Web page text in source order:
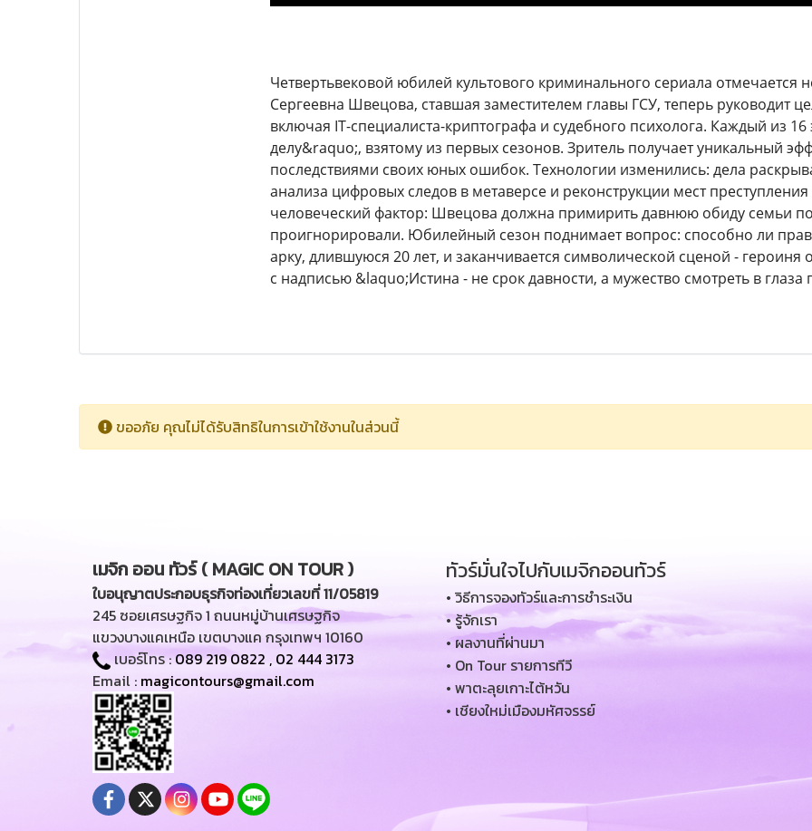
Четвертьвековой юбилей культового криминального сериала
Сергеевна Швецова, ставшая заместителем главы ГСУ, теперь руководит
включая IT-специалиста-криптографа и судебного психолога. Каждый из
делу&raquo;, взятому из первых сезонов. Зритель получает уникальный
последствиями своих юных ошибок. Технологии изменились: дела
анализа цифровых следов в метаверсе и реконструкции мест
человеческий фактор: Швецова должна примирить давнюю обиду семьи
проигнорировали. Юбилейный сезон поднимает вопрос: способно ли
арку, длившуюся 20 лет, и заканчивается символической сценой - героиня
с надписью &laquo;Истина - не срок давности, а мужество смотреть в
ขออภัย คุณไม่ได้รับสิทธิในการเข้าใช้งานในส่วนนี้
เมจิก ออน ทัวร์ ( MAGIC ON TOUR )
ใบอนุญาตประกอบธุรกิจท่องเที่ยวเลขที่ 11/05819
245 ซอยเศรษฐกิจ 1 ถนนหมู่บ้านเศรษฐกิจ
แขวงบางแคเหนือ เขตบางแค กรุงเทพฯ 10160
เบอร์โทร :089 219 0822 , 02 444 3173
Email : magicontours@gmail.com
ทัวร์มั่นใจไปกับเมจิกออนทัวร์
• วิธีการจองทัวร์และการชำระเงิน
• รู้จักเรา
• ผลงานที่ผ่านมา
• On Tour รายการทีวี
• พาตะลุยเกาะไต้หวัน
• เชียงใหม่เมืองมหัศจรรย์